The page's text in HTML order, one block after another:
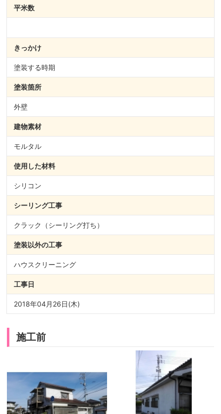
平米数
きっかけ
塗装する時期
塗装箇所
外壁
建物素材
モルタル
使用した材料
シリコン
シーリング工事
クラック（シーリング打ち）
塗装以外の工事
ハウスクリーニング
工事日
2018年04月26日(木)
施工前